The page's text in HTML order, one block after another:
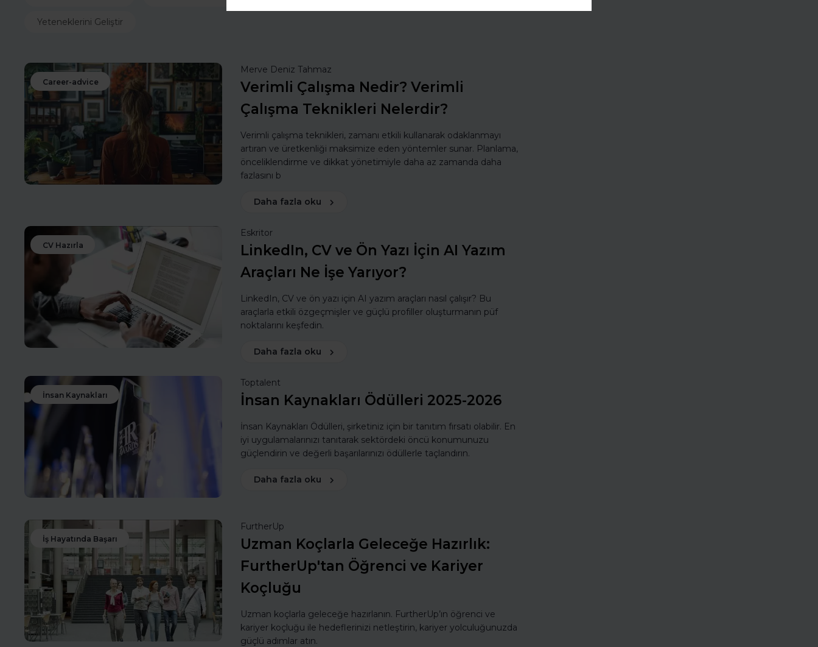
Yeteneklerini Geliştir
Career-advice
Merve Deniz Tahmaz
Verimli Çalışma Nedir? Verimli
Çalışma Teknikleri Nelerdir?
Verimli çalışma teknikleri, zamanı etkili kullanarak odaklanmayı
artıran ve üretkenliği maksimize eden yöntemler sunar. Planlama,
önceliklendirme ve dikkat yönetimiyle daha az zamanda daha
fazlasını b
Daha fazla oku
CV Hazırla
Eskritor
LinkedIn, CV ve Ön Yazı İçin AI Yazım
Araçları Ne İşe Yarıyor?
LinkedIn, CV ve ön yazı için AI yazım araçları nasıl çalışır? Bu
araçlarla etkili özgeçmişler ve güçlü profiller oluşturmanın püf
noktalarını keşfedin.
Daha fazla oku
İnsan Kaynakları
Toptalent
İnsan Kaynakları Ödülleri 2025-2026
İnsan Kaynakları Ödülleri, şirketiniz için bir tanıtım fırsatı olabilir. En
iyi uygulamalarınızı tanıtarak sektördeki öncü konumunuzu
güçlendirin ve değerli başarılarınızı ödüllerle taçlandırın.
Daha fazla oku
İş Hayatında Başarı
FurtherUp
Uzman Koçlarla Geleceğe Hazırlık:
FurtherUp'tan Öğrenci ve Kariyer
Koçluğu
Uzman koçlarla geleceğe hazırlanın. FurtherUp’ın öğrenci ve
kariyer koçluğu ile hedeflerinizi netleştirin, kariyer yolculuğunuzda
güçlü adımlar atın.